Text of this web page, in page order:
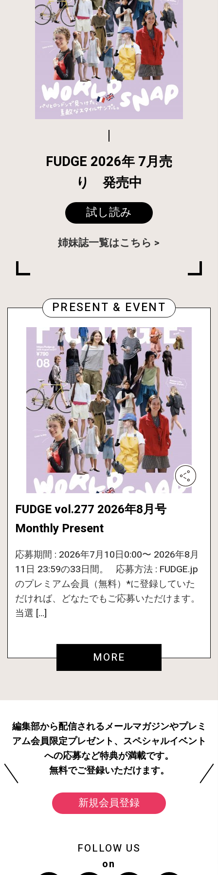
FUDGE 2026年 7月売
り 発売中
試し読み
姉妹誌一覧はこちら
PRESENT & EVENT
FUDGE vol.277 2026年8月号
Monthly Present
応募期間 : 2026年7月10日0:00〜 2026年8月
11日 23:59の33日間。 応募方法 : FUDGE.jp
のプレミアム会員（無料）*に登録していた
だければ、どなたでもご応募いただけます。
当選 […]
MORE
編集部から配信されるメールマガジンやプレミ
アム会員限定プレゼント、スペシャルイベント
への応募など特典が満載です。
無料でご登録いただけます。
新規会員登録
FOLLOW US
on